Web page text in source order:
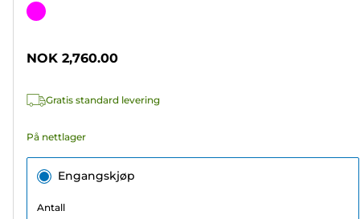
av
Fargekassett
NOK 2,760.00
Gratis standard levering
På nettlager
Engangskjøp
Antall